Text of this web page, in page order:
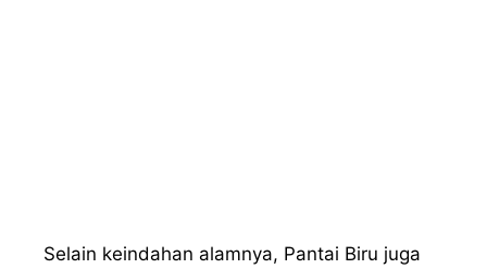
Selain keindahan alamnya, Pantai Biru juga